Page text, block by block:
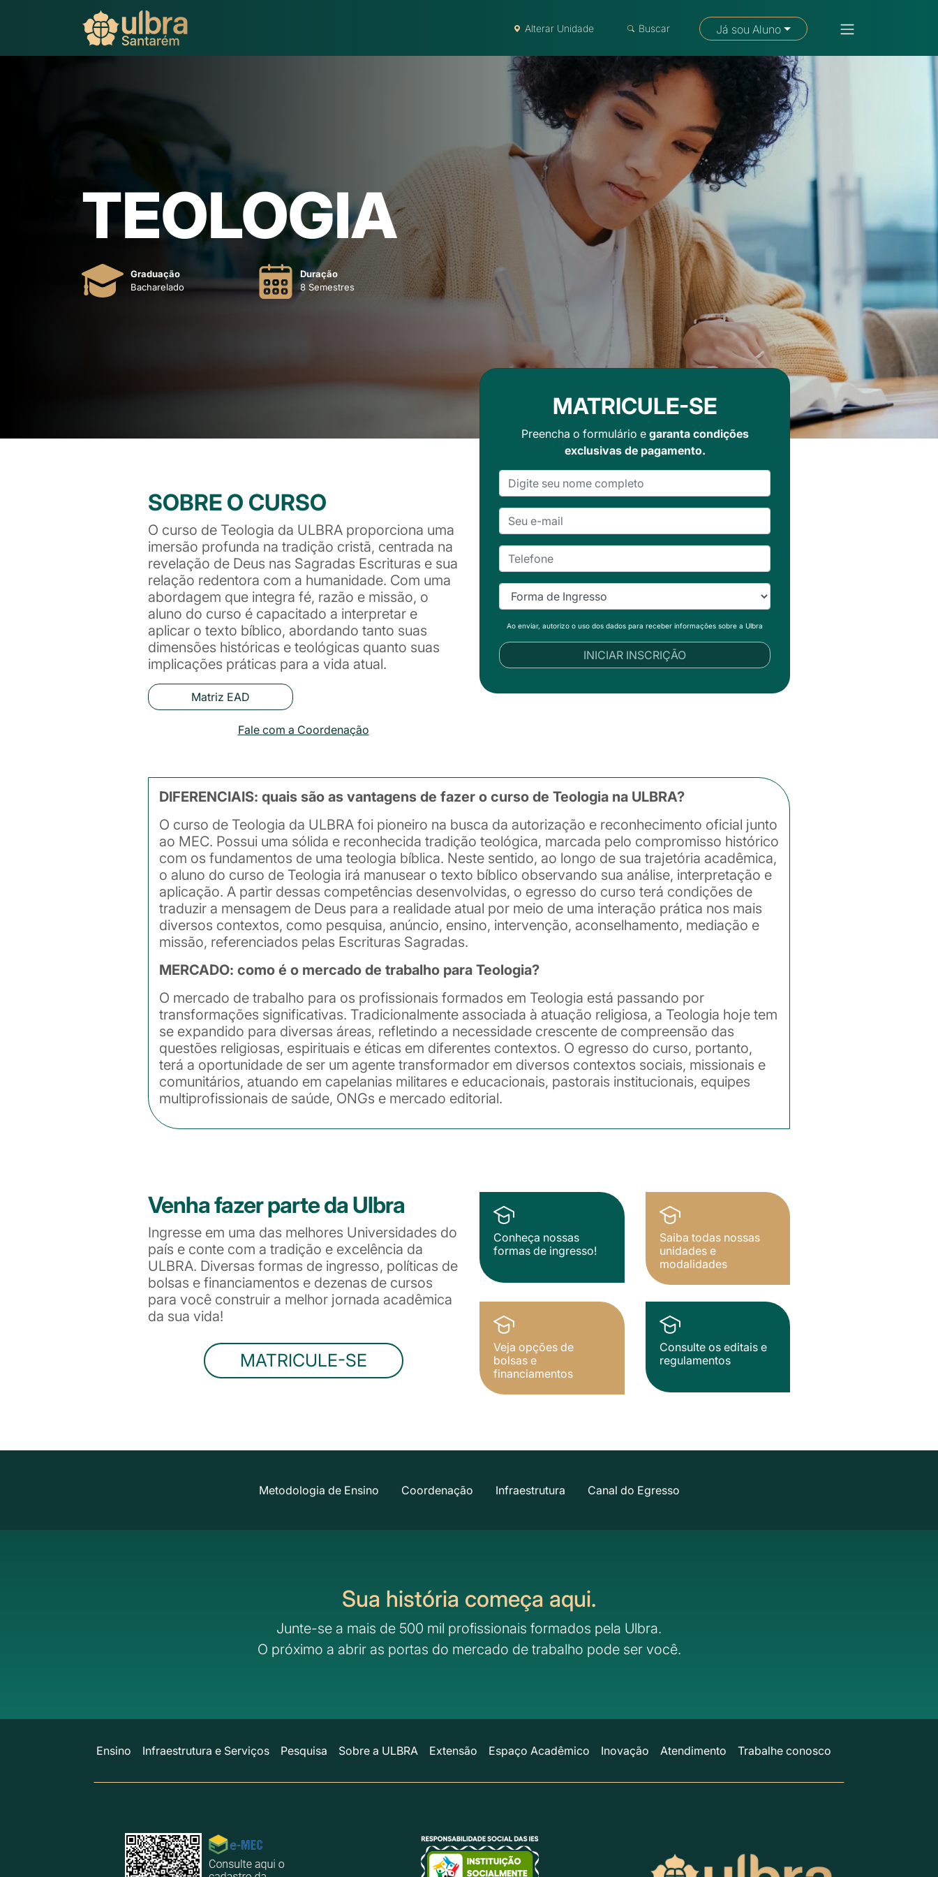
Fale com um consultor
Alterar Unidade Buscar Já sou Aluno
TEOLOGIA
Graduação
Bacharelado
Duração
8 Semestres
MATRICULE-SE
Preencha o formulário e garanta condições
exclusivas de pagamento.
Ao enviar, autorizo o uso dos dados para receber informações sobre a Ulbra
INICIAR INSCRIÇÃO
SOBRE O CURSO
O curso de Teologia da ULBRA proporciona uma
imersão profunda na tradição cristã, centrada na
revelação de Deus nas Sagradas Escrituras e sua
relação redentora com a humanidade. Com uma
abordagem que integra fé, razão e missão, o
aluno do curso é capacitado a interpretar e
aplicar o texto bíblico, abordando tanto suas
dimensões históricas e teológicas quanto suas
implicações práticas para a vida atual.
Matriz EAD
Fale com a Coordenação
DIFERENCIAIS: quais são as vantagens de fazer o curso de Teologia na ULBRA?
O curso de Teologia da ULBRA foi pioneiro na busca da autorização e reconhecimento oficial junto
ao MEC. Possui uma sólida e reconhecida tradição teológica, marcada pelo compromisso histórico
com os fundamentos de uma teologia bíblica. Neste sentido, ao longo de sua trajetória acadêmica,
o aluno do curso de Teologia irá manusear o texto bíblico observando sua análise, interpretação e
aplicação. A partir dessas competências desenvolvidas, o egresso do curso terá condições de
traduzir a mensagem de Deus para a realidade atual por meio de uma interação prática nos mais
diversos contextos, como pesquisa, anúncio, ensino, intervenção, aconselhamento, mediação e
missão, referenciados pelas Escrituras Sagradas.
MERCADO: como é o mercado de trabalho para Teologia?
O mercado de trabalho para os profissionais formados em Teologia está passando por
transformações significativas. Tradicionalmente associada à atuação religiosa, a Teologia hoje tem
se expandido para diversas áreas, refletindo a necessidade crescente de compreensão das
questões religiosas, espirituais e éticas em diferentes contextos. O egresso do curso, portanto,
terá a oportunidade de ser um agente transformador em diversos contextos sociais, missionais e
comunitários, atuando em capelanias militares e educacionais, pastorais institucionais, equipes
multiprofissionais de saúde, ONGs e mercado editorial.
Venha fazer parte da Ulbra
Ingresse em uma das melhores Universidades do
país e conte com a tradição e excelência da
ULBRA. Diversas formas de ingresso, políticas de
bolsas e financiamentos e dezenas de cursos
para você construir a melhor jornada acadêmica
da sua vida!
MATRICULE-SE
Conheça nossas
formas de ingresso!
Saiba todas nossas
unidades e
modalidades
Veja opções de
bolsas e
financiamentos
Consulte os editais e
regulamentos
Metodologia de Ensino Coordenação Infraestrutura Canal do Egresso
Sua história começa aqui.
Junte-se a mais de 500 mil profissionais formados pela Ulbra.
O próximo a abrir as portas do mercado de trabalho pode ser você.
Ensino Infraestrutura e Serviços Pesquisa Sobre a ULBRA Extensão Espaço Acadêmico Inovação Atendimento Trabalhe conosco